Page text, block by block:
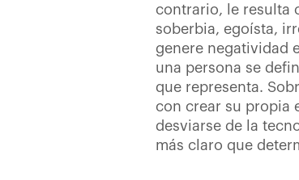
contrario, le resulta
soberbia, egoísta,
genere negatividad
una persona se
que representa.
con crear su propia
desviarse de la
más claro que